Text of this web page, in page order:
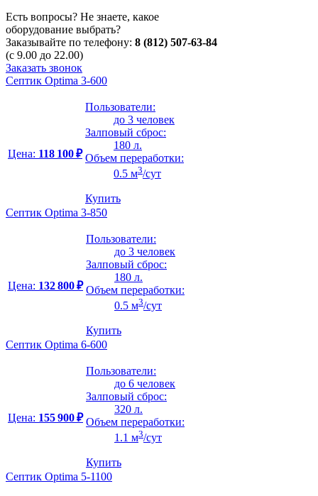
Есть вопросы? Не знаете, какое
оборудование выбрать?
Заказывайте по телефону: 8 (812) 507-63-84
(с 9.00 до 22.00)
Заказать звонок
Септик Optima 3-600
Цена: 118 100 ₽
Пользователи:
до 3 человек
Залповый сброс:
180 л.
Объем переработки:
0.5 м3/сут
Купить
Септик Optima 3-850
Цена: 132 800 ₽
Пользователи:
до 3 человек
Залповый сброс:
180 л.
Объем переработки:
0.5 м3/сут
Купить
Септик Optima 6-600
Цена: 155 900 ₽
Пользователи:
до 6 человек
Залповый сброс:
320 л.
Объем переработки:
1.1 м3/сут
Купить
Септик Optima 5-1100